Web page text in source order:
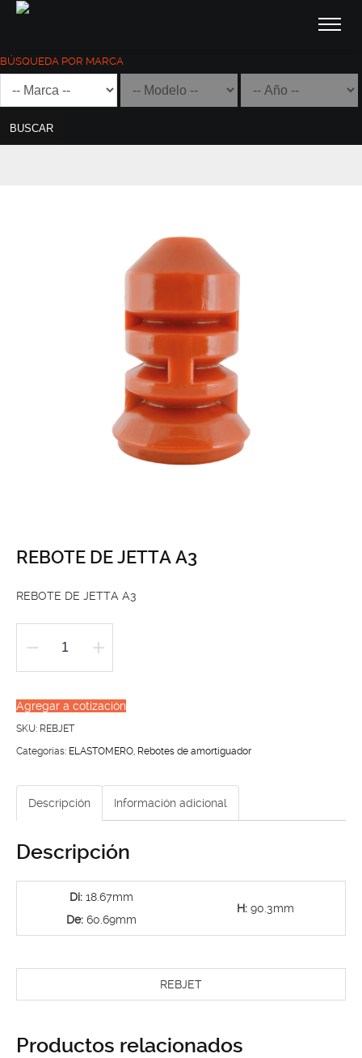
BÚSQUEDA POR MARCA
BUSCAR
REBOTE DE JETTA A3
REBOTE DE JETTA A3
REBOTE
JETTA
A3
cantidad
Agregar a cotización
SKU: REBJET
Categorías: ELASTOMERO, Rebotes de amortiguador
Descripción Información adicional
Descripción
Di:18.67mm
De:60.69mm
H: 90.3mm
REBJET
Productos relacionados